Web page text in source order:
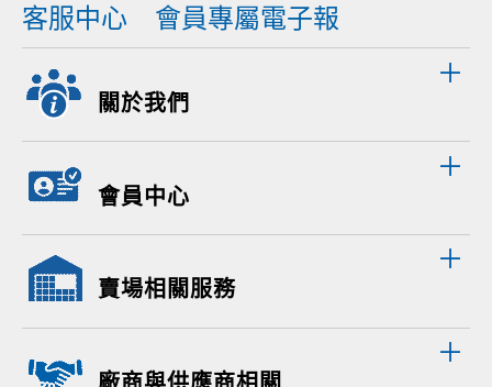
客服中心 會員專屬電子報
關於我們
會員中心
賣場相關服務